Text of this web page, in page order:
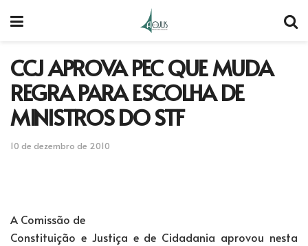
CCJ APROVA PEC QUE MUDA
REGRA PARA ESCOLHA DE
MINISTROS DO STF
10 de dezembro de 2010
A Comissão de
Constituição e Justiça e de Cidadania aprovou nesta